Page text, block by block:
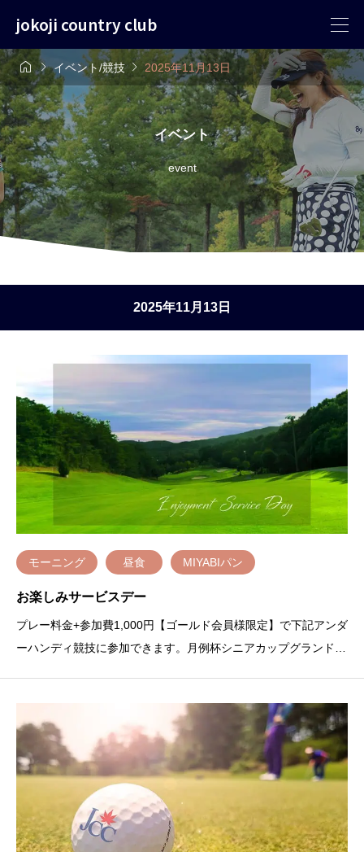
jokoji country club
イベント/競技 2025年11月13日
イベント
event
2025年11月13日
モーニング 昼食 MIYABIパン
お楽しみサービスデー
プレー料金+参加費1,000円【ゴールド会員様限定】で下記アンダ
ーハンディ競技に参加できます。月例杯シニアカップグランドシ